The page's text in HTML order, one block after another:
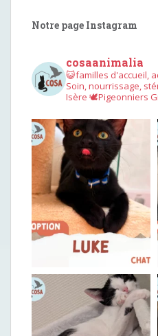
Notre page Instagram
cosaanimalia
😺familles d'accueil,
Soin, nourrissage,
Isère 🕊︎Pigeonniers